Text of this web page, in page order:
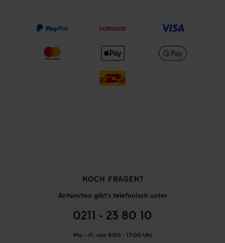
VORKASSE
NOCH FRAGEN?
Antworten gibt's telefonisch unter
0211 - 23 80 10
Mo. - Fr. von 9:00 - 17:00 Uhr